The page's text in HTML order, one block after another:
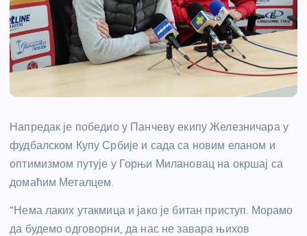
Напредак је победио у Панчеву екипу Железничара у
фудбалском Купу Србије и сада са новим еланом и
оптимизмом путује у Горњи Милановац на окршај са
домаћим Металцем.
“Нема лаких утакмица и јако је битан приступ. Морамо
да будемо одговорни, да нас не завара њихов